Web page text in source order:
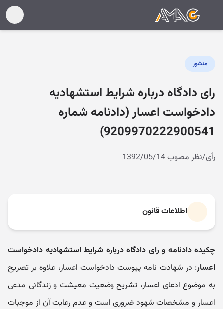
منشور
رای دادگاه درباره شرایط استشهادیه
دادخواست اعسار (دادنامه شماره
9209970222900541)
رأی/نظر مصوب 1392/05/14
اطلاعات قانون
چکیده دادنامه و رای دادگاه درباره شرایط استشهادیه دادخواست
اعسار: در شهادت نامه پیوست دادخواست اعسار، علاوه بر تصریح
به موضوع ادعای اعسار، تشریح وضعیت معیشت و زندگانی مدعی
اعسار و مشخصات شهود ضروری است و عدم رعایت آن از موجبات